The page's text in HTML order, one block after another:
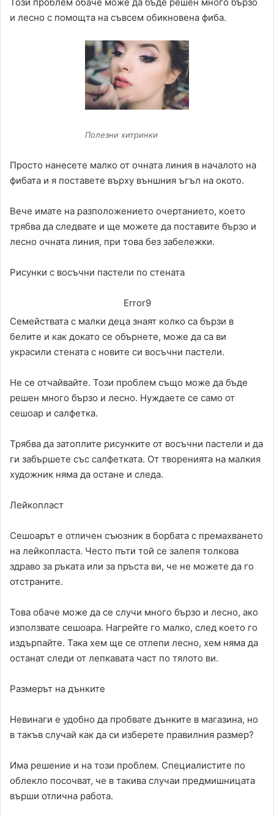
и лесно с помощта на съвсем обикновена фиба.
Полезни хитринки
Просто нанесете малко от очната линия в началото на
фибата и я поставете върху външния ъгъл на окото.
Вече имате на разположението очертанието, което
трябва да следвате и ще можете да поставите бързо и
лесно очната линия, при това без забележки.
Рисунки с восъчни пастели по стената
Error9
Семействата с малки деца знаят колко са бързи в
белите и как докато се обърнете, може да са ви
украсили стената с новите си восъчни пастели.
Не се отчайвайте. Този проблем също може да бъде
решен много бързо и лесно. Нуждаете се само от
сешоар и салфетка.
Трябва да затоплите рисунките от восъчни пастели и да
ги забършете със салфетката. От творенията на малкия
художник няма да остане и следа.
Лейкопласт
Сешоарът е отличен съюзник в борбата с премахването
на лейкопласта. Често пъти той се залепя толкова
здраво за ръката или за пръста ви, че не можете да го
отстраните.
Това обаче може да се случи много бързо и лесно, ако
използвате сешоара. Нагрейте го малко, след което го
издърпайте. Така хем ще се отлепи лесно, хем няма да
останат следи от лепкавата част по тялото ви.
Размерът на дънките
Невинаги е удобно да пробвате дънките в магазина, но
в такъв случай как да си изберете правилния размер?
Има решение и на този проблем. Специалистите по
облекло посочват, че в такива случаи предмишницата
върши отлична работа.